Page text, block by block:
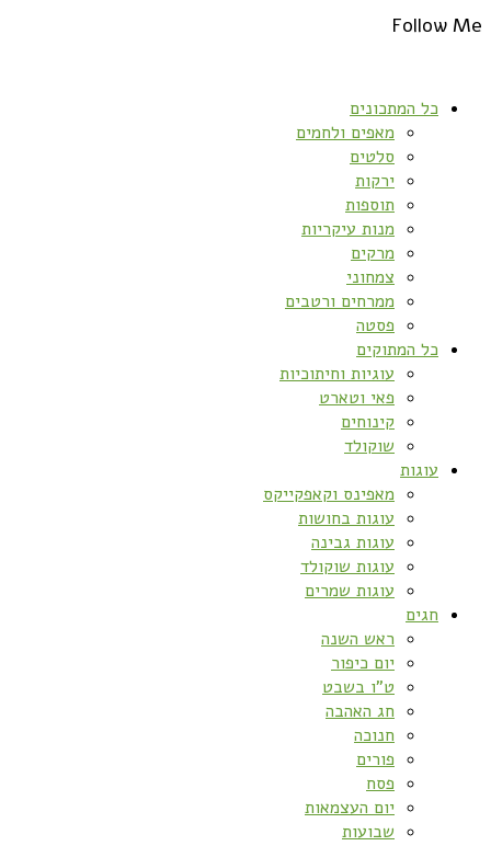
Follow Me
כל המתכונים
מאפים ולחמים
סלטים
ירקות
תוספות
מנות עיקריות
מרקים
צמחוני
ממרחים ורטבים
פסטה
כל המתוקים
עוגיות וחיתוכיות
פאי וטארט
קינוחים
שוקולד
עוגות
מאפינס וקאפקייקס
עוגות בחושות
עוגות גבינה
עוגות שוקולד
עוגות שמרים
חגים
ראש השנה
יום כיפור
ט”ו בשבט
חג האהבה
חנוכה
פורים
פסח
יום העצמאות
שבועות